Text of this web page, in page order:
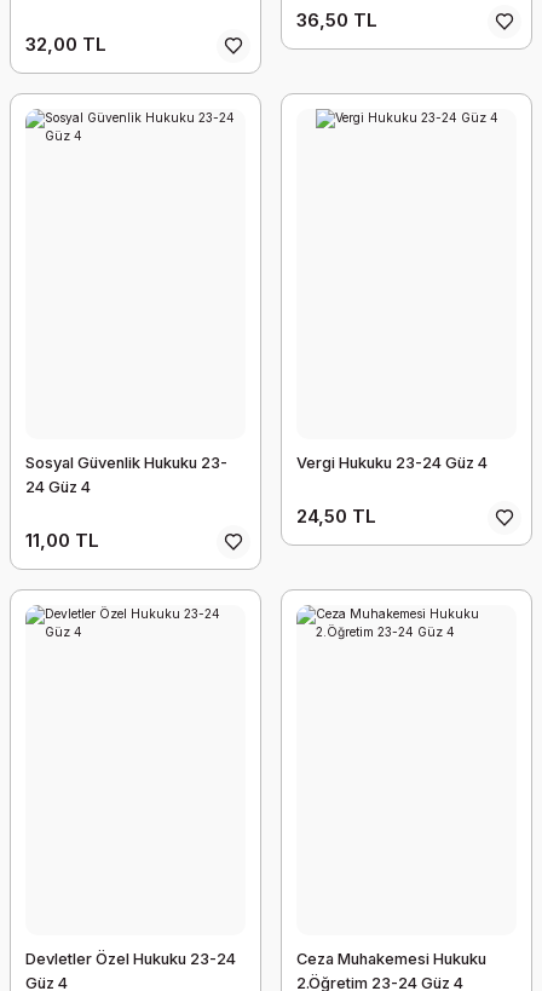
32,00 TL
36,50 TL
Sosyal Güvenlik Hukuku 23-
24 Güz 4
11,00 TL
Vergi Hukuku 23-24 Güz 4
24,50 TL
Devletler Özel Hukuku 23-24
Güz 4
Ceza Muhakemesi Hukuku
2.Öğretim 23-24 Güz 4